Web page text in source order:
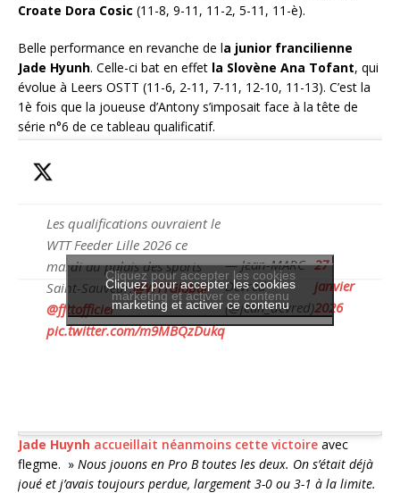
Croate Dora Cosic (11-8, 9-11, 11-2, 5-11, 11-è).
Belle performance en revanche de la junior francilienne
Jade Hyunh. Celle-ci bat en effet la Slovène Ana Tofant, qui
évolue à Leers OSTT (11-6, 2-11, 7-11, 12-10, 11-13). C’est la
1è fois que la joueuse d’Antony s’imposait face à la tête de
série n°6 de ce tableau qualificatif.
Les qualifications ouvraient le
WTT Feeder Lille 2026 ce
mardi au palais des sports
Saint-Sauveur.@WTTGlobal
@ffttofficiel
pic.twitter.com/m9MBQzDukq
— Jean-MARC
Devred
(@jean_devred)
27
janvier
2026
Cliquez pour accepter les cookies
marketing et activer ce contenu
Cliquez pour accepter les cookies
marketing et activer ce contenu
Jade Huynh accueillait néanmoins cette victoire avec
flegme. » Nous jouons en Pro B toutes les deux. On s’était déjà
joué et j’avais toujours perdue, largement 3-0 ou 3-1 à la limite.